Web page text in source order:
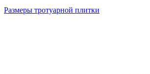
Размеры тротуарной плитки